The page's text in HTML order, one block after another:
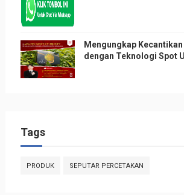
Mengungkap
dengan Teknologi Spot
Tags
PRODUK SEPUTAR PERCETAKAN